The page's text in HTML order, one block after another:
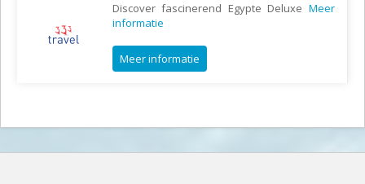
Discover fascinerend Egypte Deluxe Meer
informatie
Meer informatie